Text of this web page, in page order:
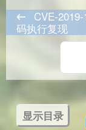
CVE-
码执行复现